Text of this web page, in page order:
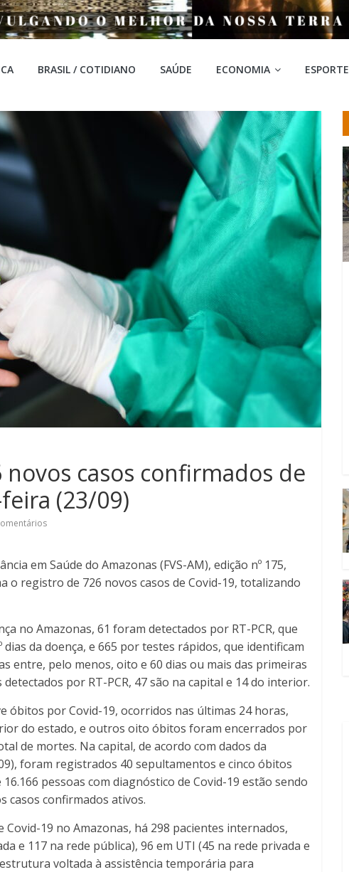
BRASIL / COTIDIANO SAÚDE ECONOMIA ESPORTE
casos confirmados de
(23/09)
em Saúde do Amazonas (FVS-AM), edição nº 175,
registro de 726 novos casos de Covid-19, totalizando
no Amazonas, 61 foram detectados por RT-PCR, que
da doença, e 665 por testes rápidos, que identificam
entre, pelo menos, oito e 60 dias ou mais das primeiras
por RT-PCR, 47 são na capital e 14 do interior.
por Covid-19, ocorridos nas últimas 24 horas,
do estado, e outros oito óbitos foram encerrados por
de mortes. Na capital, de acordo com dados da
foram registrados 40 sepultamentos e cinco óbitos
pessoas com diagnóstico de Covid-19 estão sendo
casos confirmados ativos.
Covid-19 no Amazonas, há 298 pacientes internados,
e 117 na rede pública), 96 em UTI (45 na rede privada e
voltada à assistência temporária para